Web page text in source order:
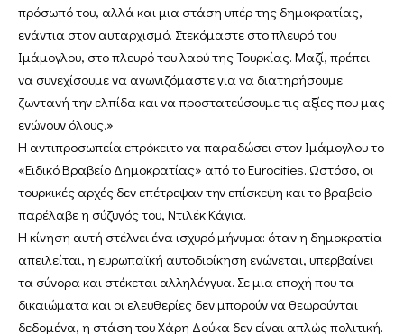
πρόσωπό του, αλλά και μια στάση υπέρ της δημοκρατίας,
ενάντια στον αυταρχισμό. Στεκόμαστε στο πλευρό του
Ιμάμογλου, στο πλευρό του λαού της Τουρκίας. Μαζί, πρέπει
να συνεχίσουμε να αγωνιζόμαστε για να διατηρήσουμε
ζωντανή την ελπίδα και να προστατεύσουμε τις αξίες που μας
ενώνουν όλους.»
Η αντιπροσωπεία επρόκειτο να παραδώσει στον Ιμάμογλου το
«Ειδικό Βραβείο Δημοκρατίας» από το Eurocities. Ωστόσο, οι
τουρκικές αρχές δεν επέτρεψαν την επίσκεψη και το βραβείο
παρέλαβε η σύζυγός του, Ντιλέκ Κάγια.
Η κίνηση αυτή στέλνει ένα ισχυρό μήνυμα: όταν η δημοκρατία
απειλείται, η ευρωπαϊκή αυτοδιοίκηση ενώνεται, υπερβαίνει
τα σύνορα και στέκεται αλληλέγγυα. Σε μια εποχή που τα
δικαιώματα και οι ελευθερίες δεν μπορούν να θεωρούνται
δεδομένα, η στάση του Χάρη Δούκα δεν είναι απλώς πολιτική.